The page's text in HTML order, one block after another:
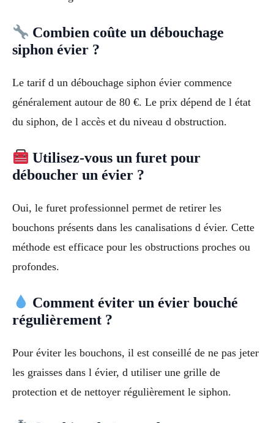
Combien coûte un débouchage
siphon évier ?
Le tarif d un débouchage siphon évier commence
généralement autour de 80 €. Le prix dépend de l état
du siphon, de l accès et du niveau d obstruction.
Utilisez-vous un furet pour
déboucher un évier ?
Oui, le furet professionnel permet de retirer les
bouchons présents dans les canalisations d évier. Cette
méthode est efficace pour les obstructions proches ou
profondes.
Comment éviter un évier bouché
régulièrement ?
Pour éviter les bouchons, il est conseillé de ne pas jeter
les graisses dans l évier, d utiliser une grille de
protection et de nettoyer régulièrement le siphon.